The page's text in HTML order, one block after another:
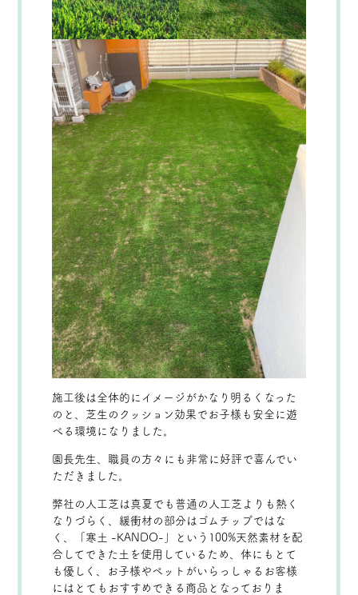
施工後は全体的にイメージがかなり明るくなった
のと、芝生のクッション効果でお子様も安全に遊
べる環境になりました。
園長先生、職員の方々にも非常に好評で喜んでい
ただきました。
弊社の人工芝は真夏でも普通の人工芝よりも熱く
なりづらく、緩衝材の部分はゴムチップではな
く、「寒土 -KANDO-」という100%天然素材を配
合してできた土を使用しているため、体にもとて
も優しく、お子様やペットがいらっしゃるお客様
にはとてもおすすめできる商品となっておりま